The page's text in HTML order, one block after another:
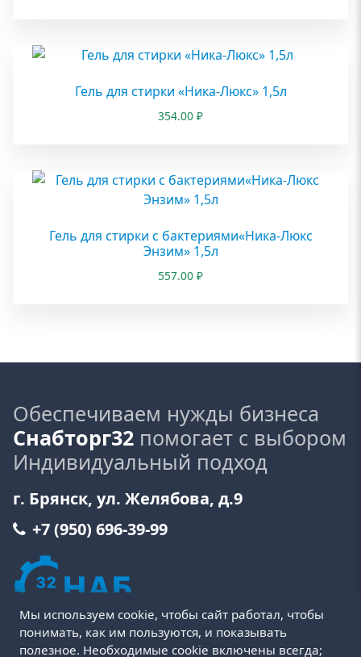
Гель для стирки «Ника-Люкс» 1,5л
354.00 ₽
Гель для стирки с бактериями«Ника-Люкс
Энзим» 1,5л
557.00 ₽
Обеспечиваем нужды бизнеса
Снабторг32 помогает с выбором
Индивидуальный подход
г. Брянск, ул. Желябова, д.9
+7 (950) 696-39-99
Мы используем cookie, чтобы сайт работал, чтобы
понимать, как им пользуются, и показывать
полезное. Необходимые cookie включены всегда;